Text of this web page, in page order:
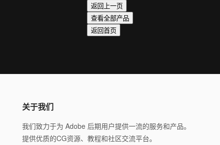
返回上一页
查看全部产品
返回首页
关于我们
我们致力于为 Adobe 后期用户提供一流的服务和产品。
提供优质的CG资源、教程和社区交流平台。